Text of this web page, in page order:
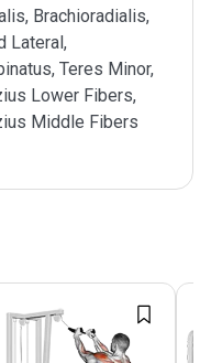
Brachioradialis,
Lateral,
Teres Minor,
Lower Fibers,
Middle Fibers